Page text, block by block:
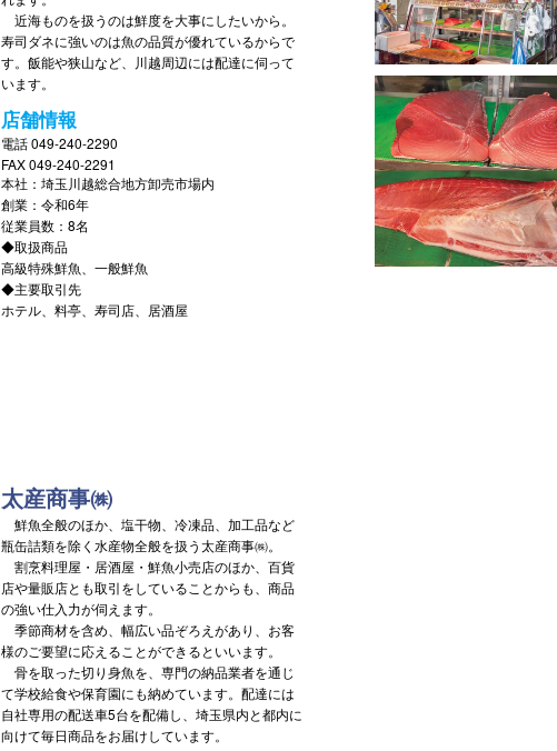
近海ものを扱うのは鮮度を大事にしたいから。
寿司ダネに強いのは魚の品質が優れているからで
す。飯能や狭山など、川越周辺には配達に伺って
います。
店舗情報
電話 049-240-2290
FAX 049-240-2291
本社：埼玉川越総合地方卸売市場内
創業：令和6年
従業員数：8名
◆取扱商品
高級特殊鮮魚、一般鮮魚
◆主要取引先
ホテル、料亭、寿司店、居酒屋
太産商事㈱
鮮魚全般のほか、塩干物、冷凍品、加工品など
瓶缶詰類を除く水産物全般を扱う太産商事㈱。
割烹料理屋・居酒屋・鮮魚小売店のほか、百貨
店や量販店とも取引をしていることからも、商品
の強い仕入力が伺えます。
季節商材を含め、幅広い品ぞろえがあり、お客
様のご要望に応えることができるといいます。
骨を取った切り身魚を、専門の納品業者を通じ
て学校給食や保育園にも納めています。配達には
自社専用の配送車5台を配備し、埼玉県内と都内に
向けて毎日商品をお届けしています。